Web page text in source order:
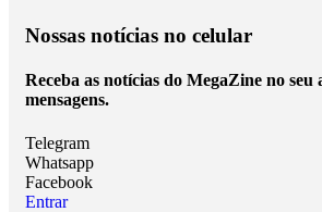
Nossas notícias no celular
Receba as notícias do MegaZine no
mensagens.
Telegram
Whatsapp
Facebook
Entrar